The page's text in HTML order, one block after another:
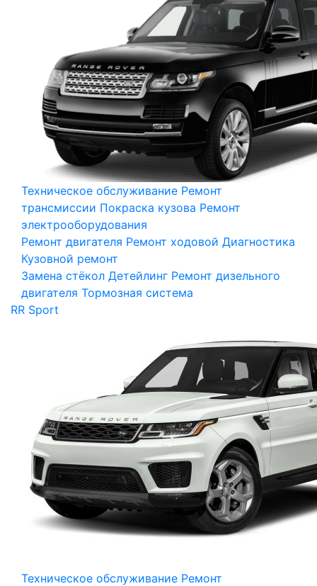
Техническое обслуживание Ремонт
трансмиссии Покраска кузова Ремонт
электрооборудования
Ремонт двигателя Ремонт ходовой Диагностика
Кузовной ремонт
Замена стёкол Детейлинг Ремонт дизельного
двигателя Тормозная система
RR Sport
Техническое обслуживание Ремонт